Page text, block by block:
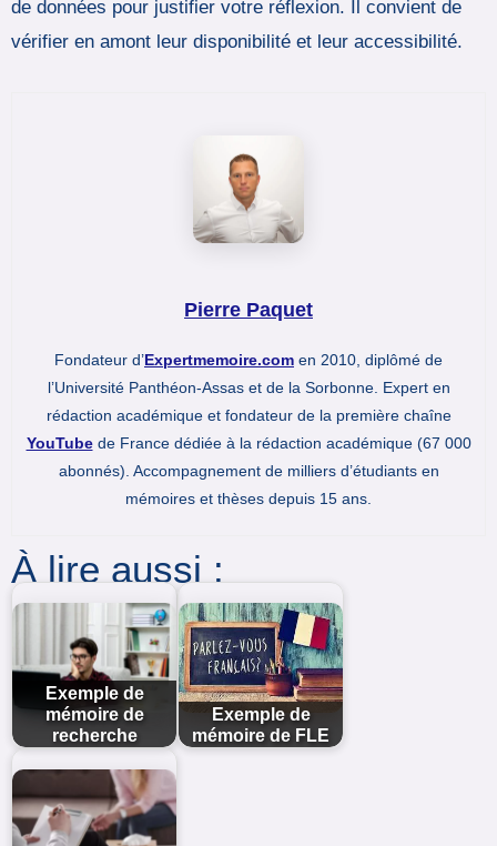
de données pour justifier votre réflexion. Il convient de
vérifier en amont leur disponibilité et leur accessibilité.
Pierre Paquet
Fondateur d’Expertmemoire.com en 2010, diplômé de
l’Université Panthéon-Assas et de la Sorbonne. Expert en
rédaction académique et fondateur de la première chaîne
YouTubede France dédiée à la rédaction académique (67 000
abonnés). Accompagnement de milliers d’étudiants en
mémoires et thèses depuis 15 ans.
À lire aussi :
Exemple de
mémoire de
recherche
Exemple de
mémoire de FLE